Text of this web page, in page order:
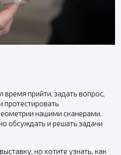
прийти, задать вопрос,
протестировать
нашими сканерами.
обсуждать и решать задачи
но хотите узнать, как